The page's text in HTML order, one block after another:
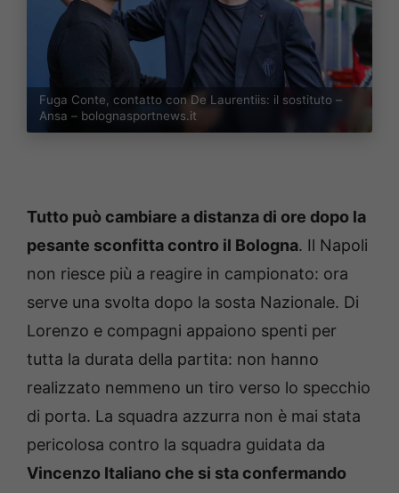
Fuga Conte, contatto con De Laurentiis: il sostituto –
Ansa – bolognasportnews.it
Tutto può cambiare a distanza di ore dopo la
pesante sconfitta contro il Bologna. Il Napoli
non riesce più a reagire in campionato: ora
serve una svolta dopo la sosta Nazionale. Di
Lorenzo e compagni appaiono spenti per
tutta la durata della partita: non hanno
realizzato nemmeno un tiro verso lo specchio
di porta. La squadra azzurra non è mai stata
pericolosa contro la squadra guidata da
Vincenzo Italiano che si sta confermando